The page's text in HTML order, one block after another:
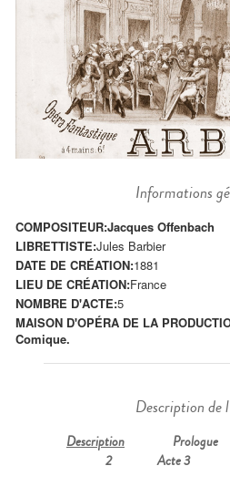
Informations
COMPOSITEUR:Jacques Offenbach
LIBRETTISTE:Jules Barbier
DATE DE CRÉATION:1881
LIEU DE CRÉATION:France
NOMBRE D'ACTE:5
MAISON D'OPÉRA DE LA
Comique.
Description
Description Prologue
2
Acte 3